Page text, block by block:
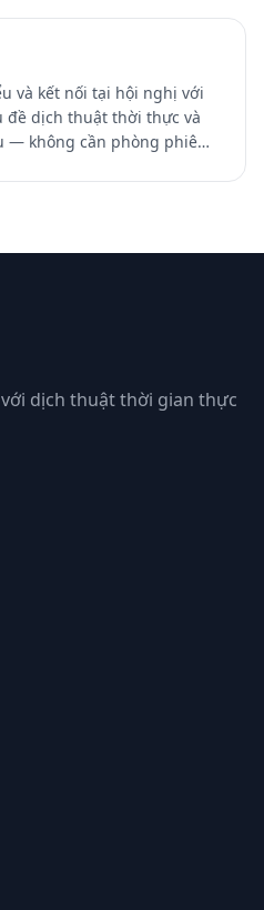
và kết nối tại hội nghị với
đề dịch thuật thời thực và
— không cần phòng phiên
dịch thuật thời gian thực